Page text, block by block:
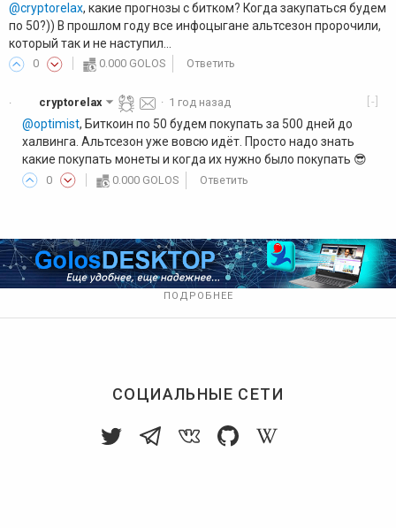
@cryptorelax, какие прогнозы с битком? Когда закупаться будем
по 50?)) В прошлом году все инфоцыгане альтсезон пророчили,
который так и не наступил...
0 0.000 GOLOS Ответить
· [-]
cryptorelax · 1 год назад
@optimist, Биткоин по 50 будем покупать за 500 дней до
халвинга. Альтсезон уже вовсю идёт. Просто надо знать
какие покупать монеты и когда их нужно было покупать 😎
0 0.000 GOLOS Ответить
ПОДРОБНЕЕ
СОЦИАЛЬНЫЕ СЕТИ